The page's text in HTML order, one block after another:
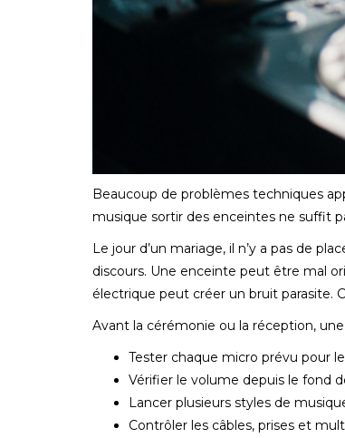
Beaucoup de problèmes techniques
musique sortir des enceintes ne suffit
Le jour d’un mariage, il n’y a pas de
discours. Une enceinte peut être mal
électrique peut créer un bruit parasite.
Avant la cérémonie ou la réception,
Tester chaque micro prévu pour
Vérifier le volume depuis le fond
Lancer plusieurs styles de
Contrôler les câbles, prises et